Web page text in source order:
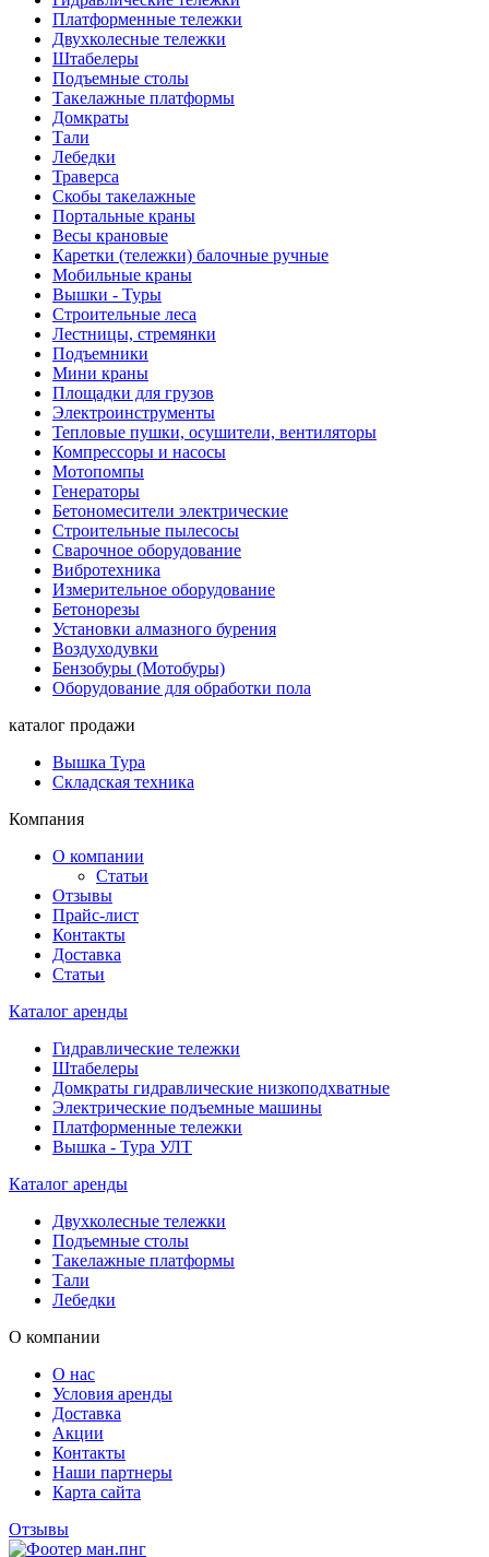
Платформенные тележки
Двухколесные тележки
Штабелеры
Подъемные столы
Такелажные платформы
Домкраты
Тали
Лебедки
Траверса
Скобы такелажные
Портальные краны
Весы крановые
Каретки (тележки) балочные ручные
Мобильные краны
Вышки - Туры
Строительные леса
Лестницы, стремянки
Подъемники
Мини краны
Площадки для грузов
Электроинструменты
Тепловые пушки, осушители, вентиляторы
Компрессоры и насосы
Мотопомпы
Генераторы
Бетономесители электрические
Строительные пылесосы
Сварочное оборудование
Вибротехника
Измерительное оборудование
Бетонорезы
Установки алмазного бурения
Воздуходувки
Бензобуры (Мотобуры)
Оборудование для обработки пола
каталог продажи
Вышка Тура
Складская техника
Компания
О компании
Статьи
Отзывы
Прайс-лист
Контакты
Доставка
Статьи
Каталог аренды
Гидравлические тележки
Штабелеры
Домкраты гидравлические низкоподхватные
Электрические подъемные машины
Платформенные тележки
Вышка - Тура УЛТ
Каталог аренды
Двухколесные тележки
Подъемные столы
Такелажные платформы
Тали
Лебедки
О компании
О нас
Условия аренды
Доставка
Акции
Контакты
Наши партнеры
Карта сайта
Отзывы